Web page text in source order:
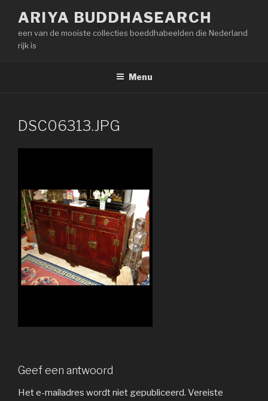
inhoud
springen
ARIYA BUDDHASEARCH
een van de mooiste collecties boeddhabeelden die Nederland
rijk is
Menu
DSC06313.JPG
Geef een antwoord
Het e-mailadres wordt niet gepubliceerd. Vereiste